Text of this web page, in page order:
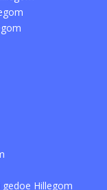
Hillegom